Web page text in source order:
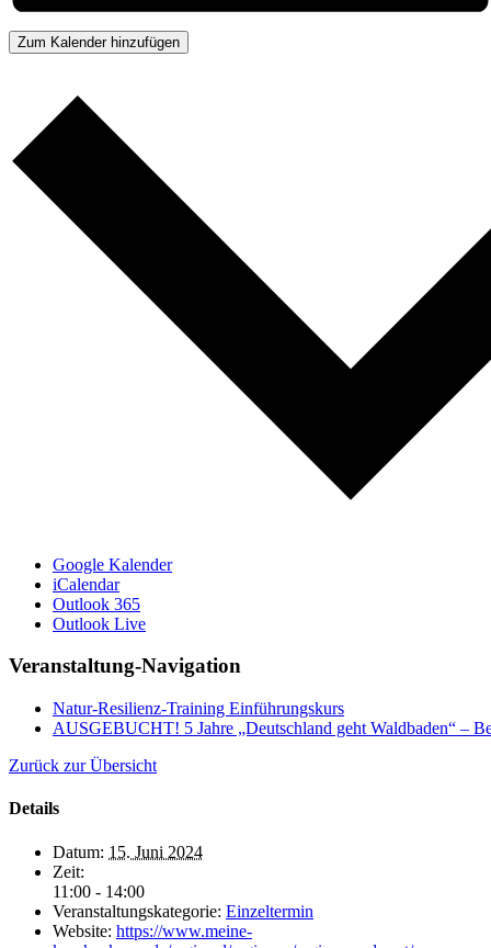
Zum Kalender hinzufügen
Google Kalender
iCalendar
Outlook 365
Outlook Live
Veranstaltung-Navigation
Natur-Resilienz-Training Einführungskurs
AUSGEBUCHT! 5 Jahre „Deutschland geht Waldbaden“ –
Zurück zur Übersicht
Details
Datum: 15. Juni 2024
Zeit:
11:00 - 14:00
Veranstaltungskategorie: Einzeltermin
Website: https://www.meine-